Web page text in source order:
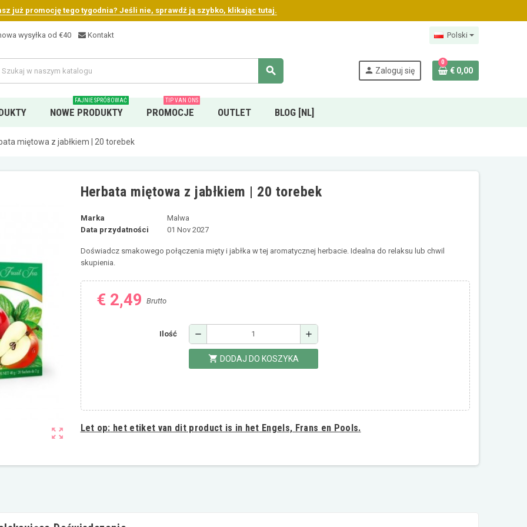
już promocję tego tygodnia? Jeśli nie, sprawdź ją szybko, klikając tutaj.
wysyłka od €40 Kontakt Polski
search person Zaloguj się
0
€ 0,00
NOWE PRODUKTY
FAJNIE SPRÓBOWAĆ
PROMOCJE
TIP VAN ONS
OUTLET BLOG [NL]
miętowa z jabłkiem | 20 torebek
zoom_out_map
Herbata miętowa z jabłkiem | 20 torebek
Marka
Malwa
Data przydatności
01 Nov 2027
Doświadcz smakowego połączenia mięty i jabłka w tej aromatycznej herbacie. Idealna do relaksu lub chwil
skupienia.
€ 2,49 Brutto
Ilość remove add
shopping_cart DODAJ DO KOSZYKA
Let op: het etiket van dit product is in het Engels, Frans en Pools.